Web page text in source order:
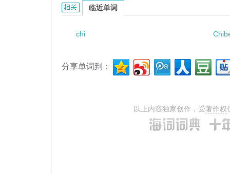
Chilupe的相关资料：
临近单词
chi
分享单词到：
以上内容独家创作，受著作权